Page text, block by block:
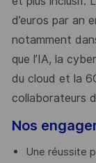
d’euros par an
notamment
que l’IA, la
du cloud et la
collaborateurs
Nos
Une réussite